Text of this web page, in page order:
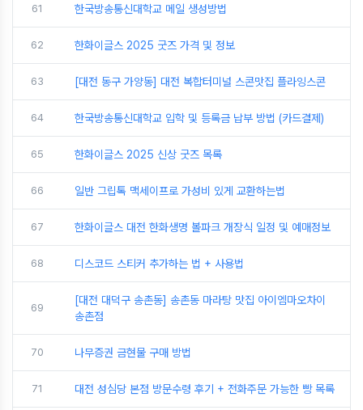
61 한국방송통신대학교 메일 생성방법
62 한화이글스 2025 굿즈 가격 및 정보
63 [대전 동구 가양동] 대전 복합터미널 스콘맛집 플라잉스콘
64 한국방송통신대학교 입학 및 등록금 납부 방법 (카드결제)
65 한화이글스 2025 신상 굿즈 목록
66 일반 그립톡 맥세이프로 가성비 있게 교환하는법
67 한화이글스 대전 한화생명 볼파크 개장식 일정 및 예매정보
68 디스코드 스티커 추가하는 법 + 사용법
69
[대전 대덕구 송촌동] 송촌동 마라탕 맛집 아이엠마오차이
송촌점
70 나무증권 금현물 구매 방법
71 대전 성심당 본점 방문수령 후기 + 전화주문 가능한 빵 목록